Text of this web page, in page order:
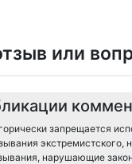
или
запрещается
нарушающие